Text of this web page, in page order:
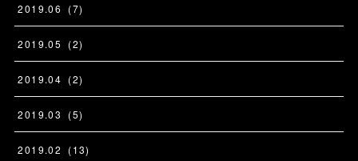
2019.06 (7)
2019.05 (2)
2019.04 (2)
2019.03 (5)
2019.02 (13)